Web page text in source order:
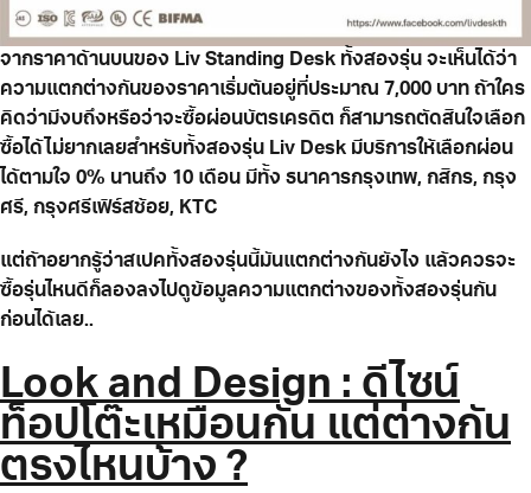
จากราคาด้านบนของ Liv Standing Desk ทั้งสองรุ่น จะเห็นได้ว่า
ความแตกต่างกันของราคาเริ่มต้นอยู่ที่ประมาณ 7,000 บาท ถ้าใคร
คิดว่ามีงบถึงหรือว่าจะซื้อผ่อนบัตรเครดิต ก็สามารถตัดสินใจเลือก
ซื้อได้ไม่ยากเลยสำหรับทั้งสองรุ่น Liv Desk มีบริการให้เลือกผ่อน
ได้ตามใจ 0% นานถึง 10 เดือน มีทั้ง ธนาคารกรุงเทพ, กสิกร, กรุง
ศรี, กรุงศรีเฟิร์สช้อย, KTC
แต่ถ้าอยากรู้ว่าสเปคทั้งสองรุ่นนี้มันแตกต่างกันยังไง แล้วควรจะ
ซื้อรุ่นไหนดีก็ลองลงไปดูข้อมูลความแตกต่างของทั้งสองรุ่นกัน
ก่อนได้เลย..
Look and Design : ดีไซน์
ท็อปโต๊ะเหมือนกัน แต่ต่างกัน
ตรงไหนบ้าง ?